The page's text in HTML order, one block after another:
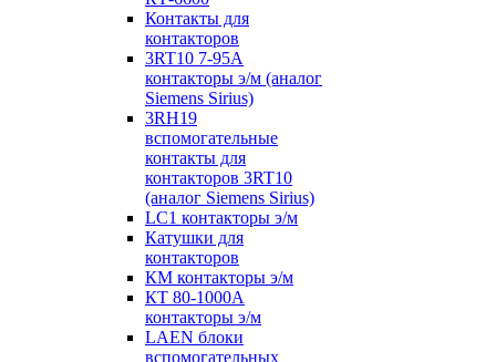
Контакты для
контакторов
3RT10 7-95А
контакторы э/м (аналог
Siemens Sirius)
3RH19
вспомогательные
контакты для
контакторов 3RT10
(аналог Siemens Sirius)
LC1 контакторы э/м
Катушки для
контакторов
КМ контакторы э/м
КТ 80-1000А
контакторы э/м
LAEN блоки
вспомогательных